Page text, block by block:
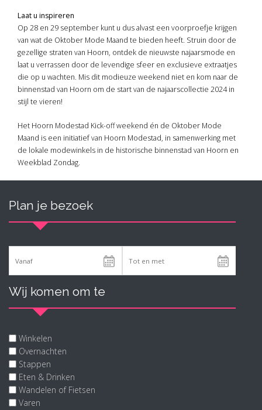
Laat u inspireren
Op 28 en 29 september kunt u dus alvast een voorproefje krijgen
van wat de Oktober Mode Maand te bieden heeft. Struin door de
gezellige straten van Hoorn, ontdek de nieuwste najaarsmode en
laat u verrassen door de levendige sfeer en exclusieve extraatjes
die op u wachten. Mis dit modieuze weekend niet en kom naar de
binnenstad van Hoorn om de start van de najaarscollectie 2024 in
stijl te vieren!
Het Hoorn Modestad Kick-off weekend én de Oktober Mode
Maand is een initiatief van Hoorn Modestad, in samenwerking met
de lokale modewinkels in de historische binnenstad van Hoorn en
Weekblad Zondag.
Plan je bezoek
Wij komen om te
Winkelen
Overnachten
Stappen
Eten & Drinken
Wandelen of Fietsen
Varen